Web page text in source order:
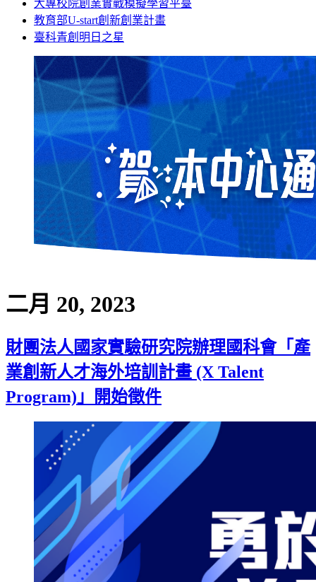
大專校院創業實戰模擬學習平臺
教育部U-start創新創業計畫
臺科青創明日之星
二月 20, 2023
財團法人國家實驗研究院辦理國科會「產
業創新人才海外培訓計畫 (X Talent
Program)」開始徵件